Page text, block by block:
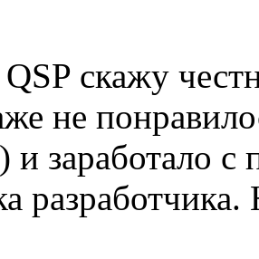
скажу
не
и заработало